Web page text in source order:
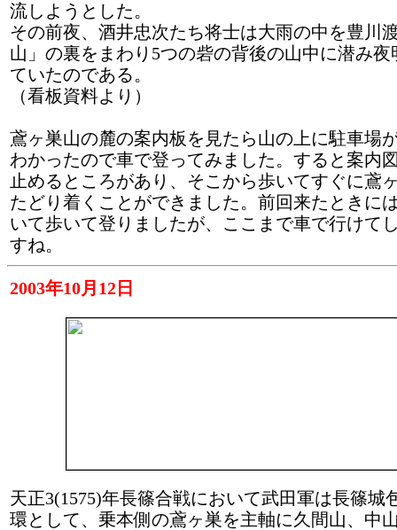
流しようとした。
その前夜、酒井忠次たち将士は大雨の中を豊川
山」の裏をまわり5つの砦の背後の山中に潜み夜
ていたのである。
（看板資料より）
鳶ヶ巣山の麓の案内板を見たら山の上に駐車場
わかったので車で登ってみました。すると案内
止めるところがあり、そこから歩いてすぐに鳶
たどり着くことができました。前回来たときに
いて歩いて登りましたが、ここまで車で行けて
すね。
2003年10月12日
天正3(1575)年長篠合戦において武田軍は長篠城
環として、乗本側の鳶ヶ巣を主軸に久間山、中